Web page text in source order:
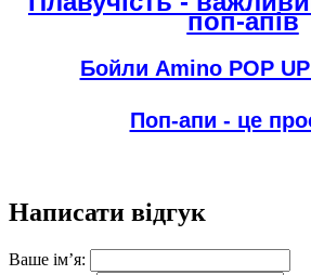
поп-апiв
Бойли Amino POP
Поп-апи - це
Написати відгук
Ваше ім’я: